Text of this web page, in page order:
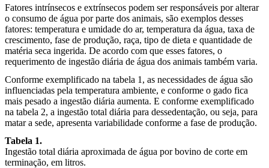
Fatores intrínsecos e extrínsecos podem ser responsáveis por alterar
o consumo de água por parte dos animais, são exemplos desses
fatores: temperatura e umidade do ar, temperatura da água, taxa de
crescimento, fase de produção, raça, tipo de dieta e quantidade de
matéria seca ingerida. De acordo com que esses fatores, o
requerimento de ingestão diária de água dos animais também varia.
Conforme exemplificado na tabela 1, as necessidades de água são
influenciadas pela temperatura ambiente, e conforme o gado fica
mais pesado a ingestão diária aumenta. E conforme exemplificado
na tabela 2, a ingestão total diária para dessedentação, ou seja, para
matar a sede, apresenta variabilidade conforme a fase de produção.
Tabela 1.
Ingestão total diária aproximada de água por bovino de corte em
terminação, em litros.